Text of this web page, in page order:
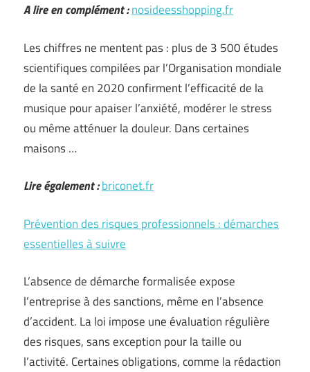
A lire en complément :nosideesshopping.fr
Les chiffres ne mentent pas : plus de 3 500 études
scientifiques compilées par l’Organisation mondiale
de la santé en 2020 confirment l’efficacité de la
musique pour apaiser l’anxiété, modérer le stress
ou même atténuer la douleur. Dans certaines
maisons …
Lire également :briconet.fr
Prévention des risques professionnels : démarches
essentielles à suivre
L’absence de démarche formalisée expose
l’entreprise à des sanctions, même en l’absence
d’accident. La loi impose une évaluation régulière
des risques, sans exception pour la taille ou
l’activité. Certaines obligations, comme la rédaction